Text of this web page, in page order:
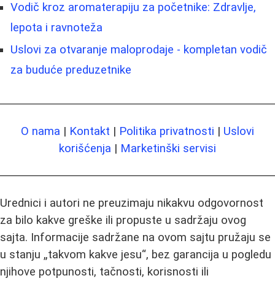
Vodič kroz aromaterapiju za početnike: Zdravlje,
lepota i ravnoteža
Uslovi za otvaranje maloprodaje - kompletan vodič
za buduće preduzetnike
O nama | Kontakt | Politika privatnosti | Uslovi
korišćenja | Marketinški servisi
Urednici i autori ne preuzimaju nikakvu odgovornost
za bilo kakve greške ili propuste u sadržaju ovog
sajta. Informacije sadržane na ovom sajtu pružaju se
u stanju „takvom kakve jesu“, bez garancija u pogledu
njihove potpunosti, tačnosti, korisnosti ili